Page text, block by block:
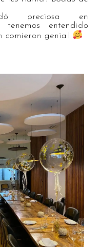
preciosa en
tenemos entendido
comieron genial